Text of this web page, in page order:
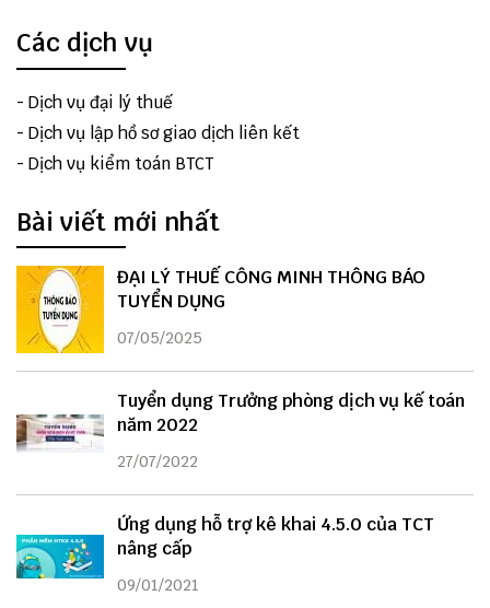
Các dịch vụ
- Dịch vụ đại lý thuế
- Dịch vụ lập hồ sơ giao dịch liên kết
- Dịch vụ kiểm toán BTCT
Bài viết mới nhất
ĐẠI LÝ THUẾ CÔNG MINH THÔNG BÁO
TUYỂN DỤNG
07/05/2025
Tuyển dụng Trưởng phòng dịch vụ kế toán
năm 2022
27/07/2022
Ứng dụng hỗ trợ kê khai 4.5.0 của TCT
nâng cấp
09/01/2021